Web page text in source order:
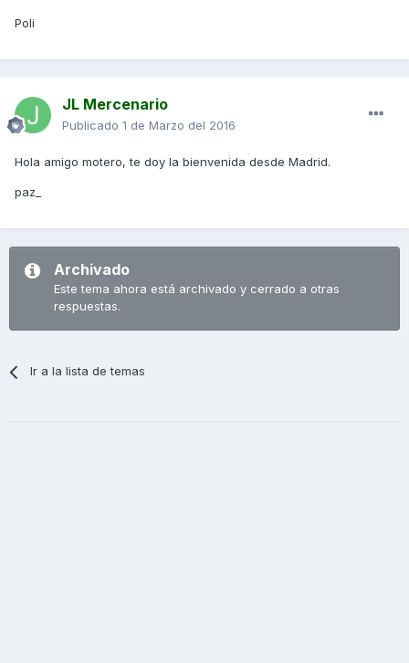
Poli
JL Mercenario
Publicado 1 de Marzo del 2016
Hola amigo motero, te doy la bienvenida desde Madrid.
paz_
Archivado
Este tema ahora está archivado y cerrado a otras
respuestas.
Ir a la lista de temas